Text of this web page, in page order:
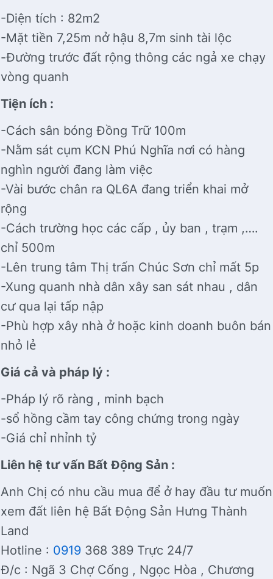
-Diện tích : 82m2
-Mặt tiền 7,25m nở hậu 8,7m sinh tài lộc
-Đường trước đất rộng thông các ngả xe chạy
vòng quanh
Tiện ích :
-Cách sân bóng Đồng Trữ 100m
-Nằm sát cụm KCN Phú Nghĩa nơi có hàng
nghìn người đang làm việc
-Vài bước chân ra QL6A đang triển khai mở
rộng
-Cách trường học các cấp , ủy ban , trạm ,….
chỉ 500m
-Lên trung tâm Thị trấn Chúc Sơn chỉ mất 5p
-Xung quanh nhà dân xây san sát nhau , dân
cư qua lại tấp nập
-Phù hợp xây nhà ở hoặc kinh doanh buôn bán
nhỏ lẻ
Giá cả và pháp lý :
-Pháp lý rõ ràng , minh bạch
-sổ hồng cầm tay công chứng trong ngày
-Giá chỉ nhỉnh tỷ
Liên hệ tư vấn Bất Động Sản :
Anh Chị có nhu cầu mua để ở hay đầu tư muốn
xem đất liên hệ Bất Động Sản Hưng Thành
Land
Hotline : 0919 368 389 Trực 24/7
Đ/c : Ngã 3 Chợ Cống , Ngọc Hòa , Chương